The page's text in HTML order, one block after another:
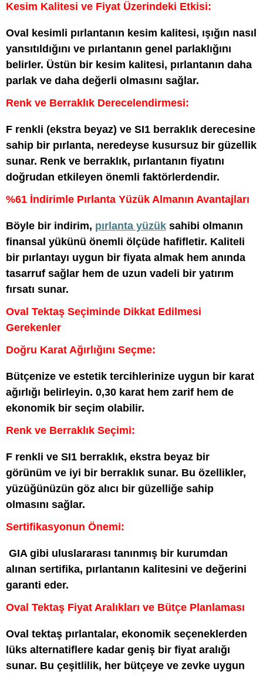
Kesim Kalitesi ve Fiyat Üzerindeki Etkisi:
Oval kesimli pırlantanın kesim kalitesi, ışığın nasıl
yansıtıldığını ve pırlantanın genel parlaklığını
belirler. Üstün bir kesim kalitesi, pırlantanın daha
parlak ve daha değerli olmasını sağlar.
Renk ve Berraklık Derecelendirmesi:
F renkli (ekstra beyaz) ve SI1 berraklık derecesine
sahip bir pırlanta, neredeyse kusursuz bir güzellik
sunar. Renk ve berraklık, pırlantanın fiyatını
doğrudan etkileyen önemli faktörlerdendir.
%61 İndirimle Pırlanta Yüzük Almanın Avantajları
Böyle bir indirim, pırlanta yüzük sahibi olmanın
finansal yükünü önemli ölçüde hafifletir. Kaliteli
bir pırlantayı uygun bir fiyata almak hem anında
tasarruf sağlar hem de uzun vadeli bir yatırım
fırsatı sunar.
Oval Tektaş Seçiminde Dikkat Edilmesi
Gerekenler
Doğru Karat Ağırlığını Seçme:
Bütçenize ve estetik tercihlerinize uygun bir karat
ağırlığı belirleyin. 0,30 karat hem zarif hem de
ekonomik bir seçim olabilir.
Renk ve Berraklık Seçimi:
F renkli ve SI1 berraklık, ekstra beyaz bir
görünüm ve iyi bir berraklık sunar. Bu özellikler,
yüzüğünüzün göz alıcı bir güzelliğe sahip
olmasını sağlar.
Sertifikasyonun Önemi:
GIA gibi uluslararası tanınmış bir kurumdan
alınan sertifika, pırlantanın kalitesini ve değerini
garanti eder.
Oval Tektaş Fiyat Aralıkları ve Bütçe Planlaması
Oval tektaş pırlantalar, ekonomik seçeneklerden
lüks alternatiflere kadar geniş bir fiyat aralığı
sunar. Bu çeşitlilik, her bütçeye ve zevke uygun